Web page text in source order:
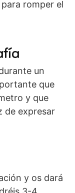
romper el
un
que
y que
de expresar
y os dará